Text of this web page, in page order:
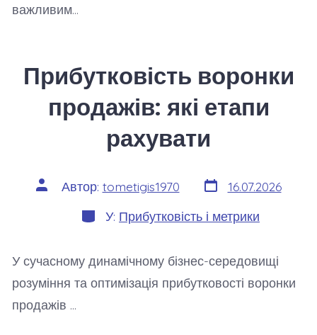
важливим…
Прибутковість воронки
продажів: які етапи
рахувати
Автор
запису
Автор: tometigis1970 Дата
запису
16.07.2026
Категорії
У: Прибутковість і метрики
У сучасному динамічному бізнес-середовищі
розуміння та оптимізація прибутковості воронки
продажів …